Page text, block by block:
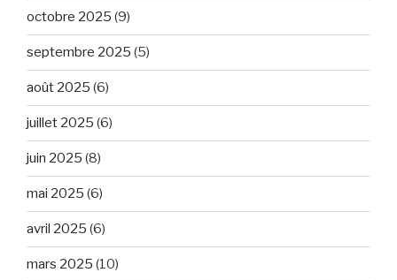
octobre 2025 (9)
septembre 2025 (5)
août 2025 (6)
juillet 2025 (6)
juin 2025 (8)
mai 2025 (6)
avril 2025 (6)
mars 2025 (10)